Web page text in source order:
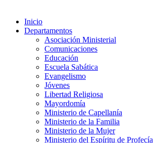
Inicio
Departamentos
Asociación Ministerial
Comunicaciones
Educación
Escuela Sabática
Evangelismo
Jóvenes
Libertad Religiosa
Mayordomía
Ministerio de Capellanía
Ministerio de la Familia
Ministerio de la Mujer
Ministerio del Espíritu de Profecía